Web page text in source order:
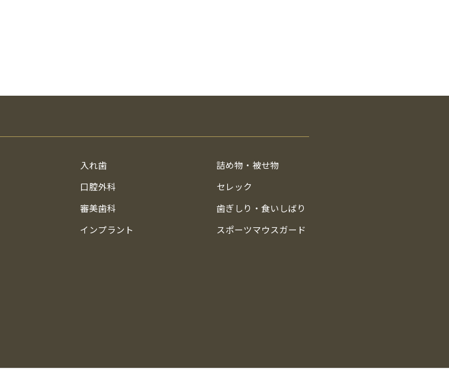
入れ歯
口腔外科
審美歯科
インプラント
詰め物・被せ物
セレック
歯ぎしり・食いしばり
スポーツマウスガード